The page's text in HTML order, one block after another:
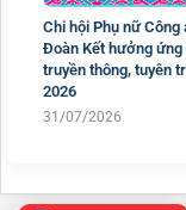
Chi hội Phụ nữ Công
Đoàn Kết hưởng ứng
truyền thông, tuyên
2026
31/07/2026